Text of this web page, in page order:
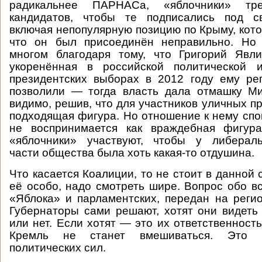
радикальнее ПАРНАСа, «яблочники»
кандидатов, чтобы те подписались под
включая непопулярную позицию по Крыму,
что он был присоединён неправильно. Но
многом благодаря тому, что Григорий
укоренённая в российской политической
президентских выборах в 2012 году ему
позволили — тогда власть дала отмашку
видимо, решив, что для участников уличных
подходящая фигура. Но отношение к нему
не воспринимается как враждебная
«яблочники» участвуют, чтобы у
части общества была хоть какая-то отдушина.
Что касается Коалиции, то не стоит в данной
её особо, надо смотреть шире. Вопрос обо
«Яблока» и парламентских, передан на
Губернаторы сами решают, хотят они видеть
или нет. Если хотят — это их
Кремль не станет вмешиваться. Это
политических сил.